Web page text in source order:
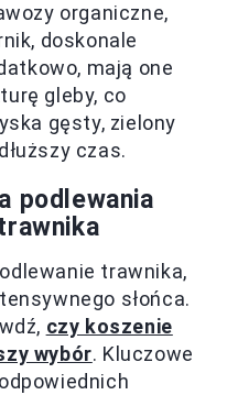
organiczne,
doskonale
mają one
gleby, co
gęsty, zielony
czas.
podlewania
trawnika,
słońca.
czy koszenie
wybór. Kluczowe